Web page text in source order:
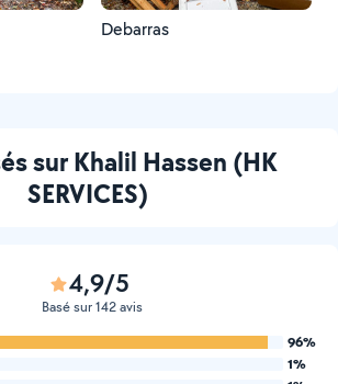
Debarras
sur Khalil Hassen (HK
SERVICES)
4,9/5
Basé sur 142 avis
96%
1%